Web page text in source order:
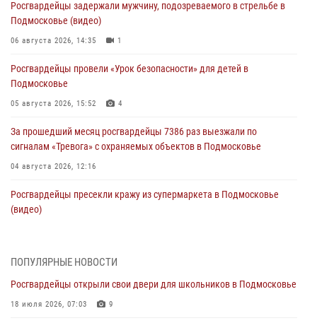
Росгвардейцы задержали мужчину, подозреваемого в стрельбе в
Подмосковье (видео)
06 августа 2026, 14:35 1
Росгвардейцы провели «Урок безопасности» для детей в
Подмосковье
05 августа 2026, 15:52 4
За прошедший месяц росгвардейцы 7386 раз выезжали по
сигналам «Тревога» с охраняемых объектов в Подмосковье
04 августа 2026, 12:16
Росгвардейцы пресекли кражу из супермаркета в Подмосковье
(видео)
Росгвардейцы пресекли кражу сантехники, совершённую
03 августа 2026, 14:57
ПОПУЛЯРНЫЕ НОВОСТИ
Росгвардейцы открыли свои двери для школьников в Подмосковье
18 июля 2026, 07:03 9